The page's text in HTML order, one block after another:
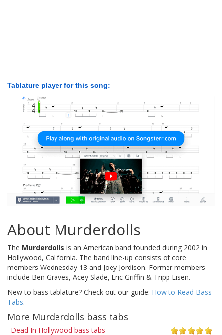
Tablature player for this song:
About Murderdolls
The Murderdolls is an American band founded during 2002 in
Hollywood, California. The band line-up consists of core
members Wednesday 13 and Joey Jordison. Former members
include Ben Graves, Acey Slade, Eric Griffin & Tripp Eisen.
New to bass tablature? Check out our guide: How to Read Bass
Tabs.
More Murderdolls bass tabs
Dead In Hollywood bass tabs